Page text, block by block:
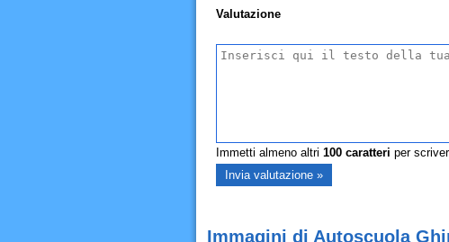
Valutazione
Immetti almeno altri 100caratteri per
Immagini di Autoscuola